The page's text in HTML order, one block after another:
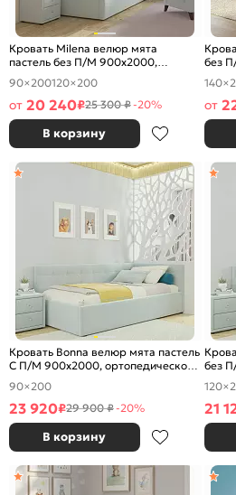
Кровать Milena велюр мята
пастель без П/М 900x2000,
ортопедическое основание,
изголовье мягкое
90×200120×200
от 20 240₽25 300 ₽-20%
В корзину
без
от
Кровать Bonna велюр мята пастель
С П/М 900x2000, ортопедическое
основание, изголовье мягкое
90×200
23 920₽29 900 ₽-20%
В корзину
без
21